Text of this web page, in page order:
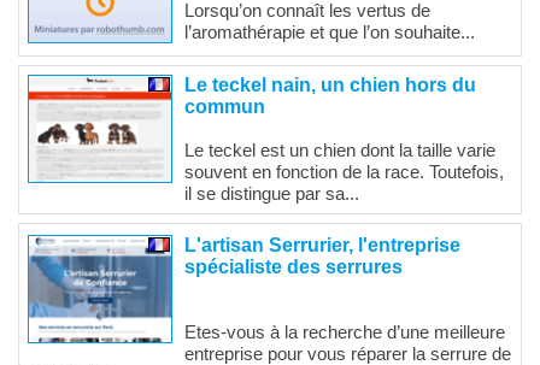
Lorsqu’on connaît les vertus de
l’aromathérapie et que l’on souhaite...
Le teckel nain, un chien hors du
commun
Le teckel est un chien dont la taille varie
souvent en fonction de la race. Toutefois,
il se distingue par sa...
L'artisan Serrurier, l'entreprise
spécialiste des serrures
Etes-vous à la recherche d’une meilleure
entreprise pour vous réparer la serrure de